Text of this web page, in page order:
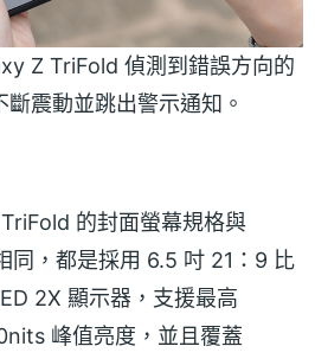
Z TriFold 偵測到錯誤方向的
震動並跳出警示通知。
的封面螢幕規格與
同，都是採用 6.5 吋 21：9 比
2X 顯示器，支援最高
峰值亮度，並且覆蓋